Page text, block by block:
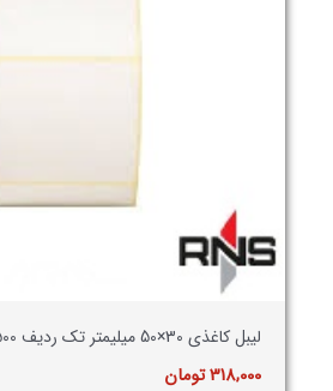
لیبل کاغذی 30×50 میلیمتر تک ردیف 1500 عددی
318,000تومان